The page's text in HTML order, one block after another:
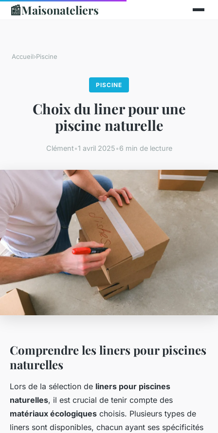
📰Maisonateliers
Accueil›Piscine
PISCINE
Choix du liner pour une
piscine naturelle
Clément•1 avril 2025•6 min de lecture
Comprendre les liners pour piscines
naturelles
Lors de la sélection de liners pour piscines
naturelles, il est crucial de tenir compte des
matériaux écologiques choisis. Plusieurs types de
liners sont disponibles, chacun ayant ses spécificités